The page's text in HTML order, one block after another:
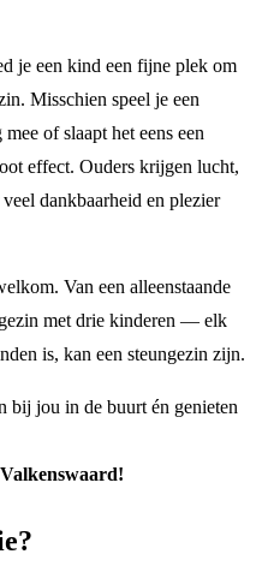
je een kind een fijne plek om
Misschien speel je een
of slaapt het eens een
effect. Ouders krijgen lucht,
dankbaarheid en plezier
Van een alleenstaande
met drie kinderen — elk
is, kan een steungezin zijn.
bij jou in de buurt én genieten